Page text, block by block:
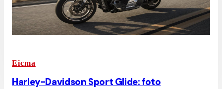
Eicma
Harley-Davidson Sport Glide: foto